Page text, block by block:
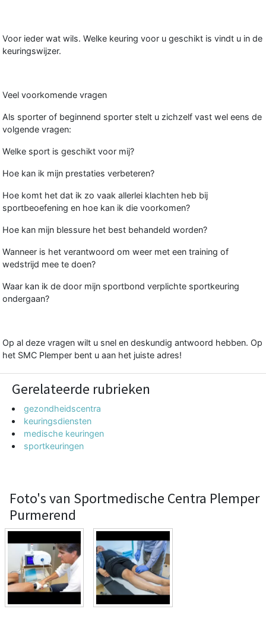
Voor ieder wat wils. Welke keuring voor u geschikt is vindt u in de
keuringswijzer.
Veel voorkomende vragen
Als sporter of beginnend sporter stelt u zichzelf vast wel eens de
volgende vragen:
Welke sport is geschikt voor mij?
Hoe kan ik mijn prestaties verbeteren?
Hoe komt het dat ik zo vaak allerlei klachten heb bij
sportbeoefening en hoe kan ik die voorkomen?
Hoe kan mijn blessure het best behandeld worden?
Wanneer is het verantwoord om weer met een training of
wedstrijd mee te doen?
Waar kan ik de door mijn sportbond verplichte sportkeuring
ondergaan?
Op al deze vragen wilt u snel en deskundig antwoord hebben. Op
het SMC Plemper bent u aan het juiste adres!
Gerelateerde rubrieken
gezondheidscentra
keuringsdiensten
medische keuringen
sportkeuringen
Foto's van Sportmedische Centra Plemper
Purmerend